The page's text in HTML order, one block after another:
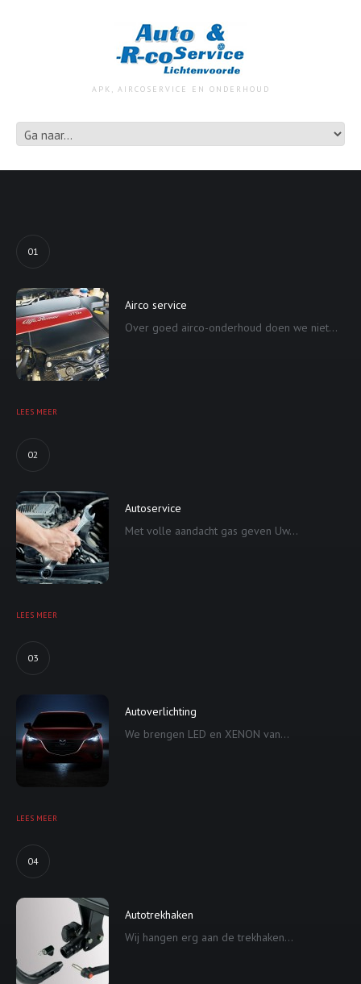
APK, AIRCOSERVICE EN ONDERHOUD
01
Airco service
Over goed airco-onderhoud doen we niet...
LEES MEER
02
Autoservice
Met volle aandacht gas geven Uw...
LEES MEER
03
Autoverlichting
We brengen LED en XENON van...
LEES MEER
04
Autotrekhaken
Wij hangen erg aan de trekhaken...